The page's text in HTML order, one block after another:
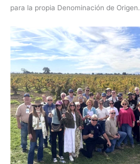
para la propia Denominación de Origen.